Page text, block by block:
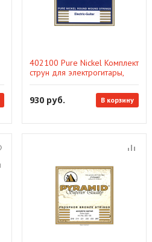
402100 Pure Nickel Комплект
струн для электрогитары,
930 руб. В корзину